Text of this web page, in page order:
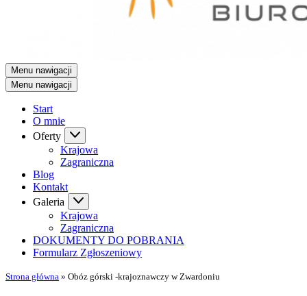
Menu nawigacji
Menu nawigacji
Start
O mnie
Oferty
Krajowa
Zagraniczna
Blog
Kontakt
Galeria
Krajowa
Zagraniczna
DOKUMENTY DO POBRANIA
Formularz Zgłoszeniowy
Strona główna » Obóz górski -krajoznawczy w Zwardoniu